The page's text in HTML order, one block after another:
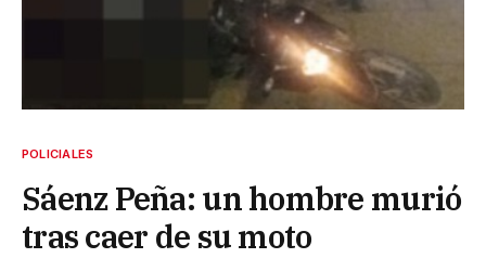
POLICIALES
Sáenz Peña: un hombre murió
tras caer de su moto